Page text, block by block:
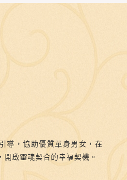
導，協助優質單身男女，在
啟靈魂契合的幸福契機。